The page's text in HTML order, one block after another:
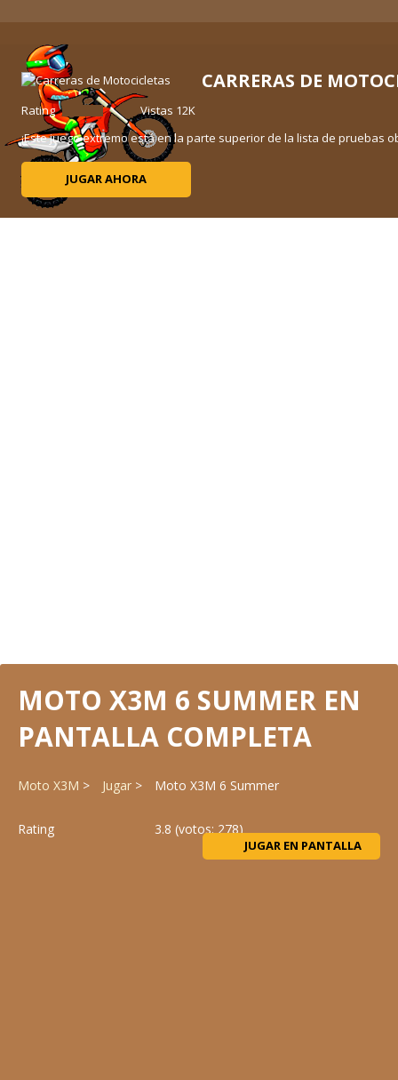
CARRERAS DE
Rating
Vistas 12K
¡Este juego extremo está en la parte superior de la lista de pruebas
JUGAR AHORA
MOTO X3M 6 SUMMER EN
PANTALLA COMPLETA
Moto X3M Jugar Moto X3M 6 Summer
Rating 3.8 (votos:278)
JUGAR EN PANTALLA